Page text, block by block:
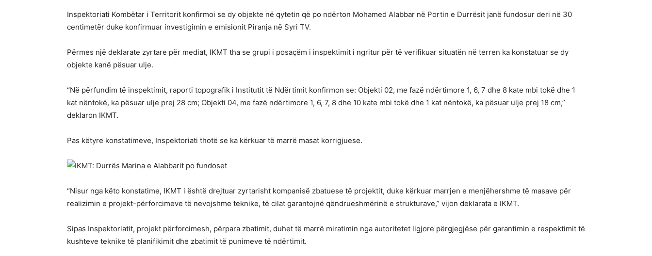
Inspektoriati Kombëtar i Territorit konfirmoi se dy objekte në qytetin që po ndërton Mohamed Alabbar në Portin e Durrësit janë fundosur deri në 30
centimetër duke konfirmuar investigimin e emisionit Piranja në Syri TV.
Përmes një deklarate zyrtare për mediat, IKMT tha se grupi i posaçëm i inspektimit i ngritur për të verifikuar situatën në terren ka konstatuar se dy
objekte kanë pësuar ulje.
“Në përfundim të inspektimit, raporti topografik i Institutit të Ndërtimit konfirmon se: Objekti 02, me fazë ndërtimore 1, 6, 7 dhe 8 kate mbi tokë dhe 1
kat nëntokë, ka pësuar ulje prej 28 cm; Objekti 04, me fazë ndërtimore 1, 6, 7, 8 dhe 10 kate mbi tokë dhe 1 kat nëntokë, ka pësuar ulje prej 18 cm,”
deklaron IKMT.
Pas këtyre konstatimeve, Inspektoriati thotë se ka kërkuar të marrë masat korrigjuese.
“Nisur nga këto konstatime, IKMT i është drejtuar zyrtarisht kompanisë zbatuese të projektit, duke kërkuar marrjen e menjëhershme të masave për
realizimin e projekt-përforcimeve të nevojshme teknike, të cilat garantojnë qëndrueshmërinë e strukturave,” vijon deklarata e IKMT.
Sipas Inspektoriatit, projekt përforcimesh, përpara zbatimit, duhet të marrë miratimin nga autoritetet ligjore përgjegjëse për garantimin e respektimit të
kushteve teknike të planifikimit dhe zbatimit të punimeve të ndërtimit.